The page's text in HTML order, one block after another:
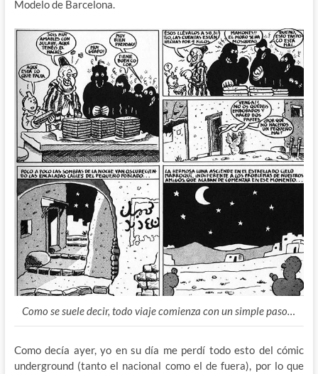
Modelo de Barcelona.
Como se suele decir, todo viaje comienza con un simple paso…
Como decía ayer, yo en su día me perdí todo esto del cómic
underground (tanto el nacional como el de fuera), por lo que